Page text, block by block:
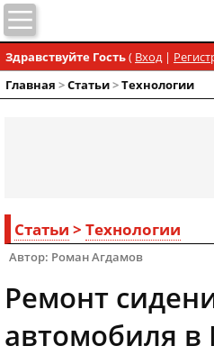
Здравствуйте Гость( Вход|
Главная >Статьи>Технологии
Статьи > Технологии
Автор: Роман Агдамов
Ремонт
автомобиля в